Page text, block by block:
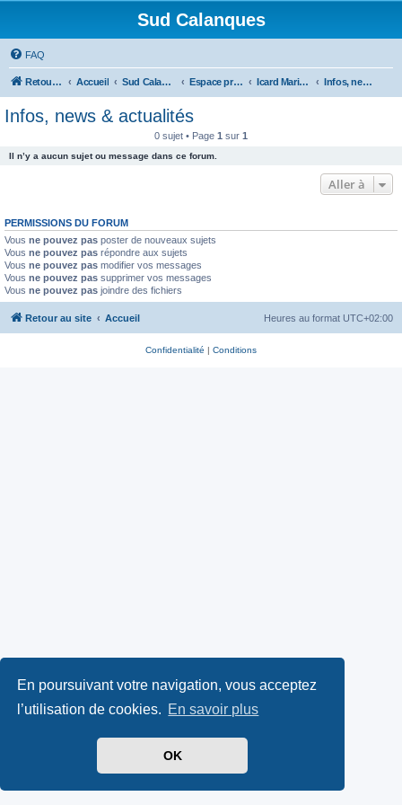
En poursuivant votre navigation, vous acceptez
l’utilisation de cookies. En savoir plus
OK
Sud Calanques
FAQ
Retour au site Accueil Sud Calanques Espace professionnel Icard Maritime Infos, news & actualités
Infos, news & actualités
0 sujet • Page 1 sur 1
Il n’y a aucun sujet ou message dans ce forum.
Aller à
PERMISSIONS DU FORUM
Vous ne pouvez pas poster de nouveaux sujets
Vous ne pouvez pas répondre aux sujets
Vous ne pouvez pas modifier vos messages
Vous ne pouvez pas supprimer vos messages
Vous ne pouvez pas joindre des fichiers
Retour au site Accueil Heures au format UTC+02:00
Confidentialité | Conditions